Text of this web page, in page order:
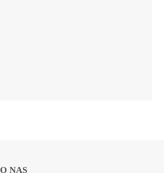
O NAS